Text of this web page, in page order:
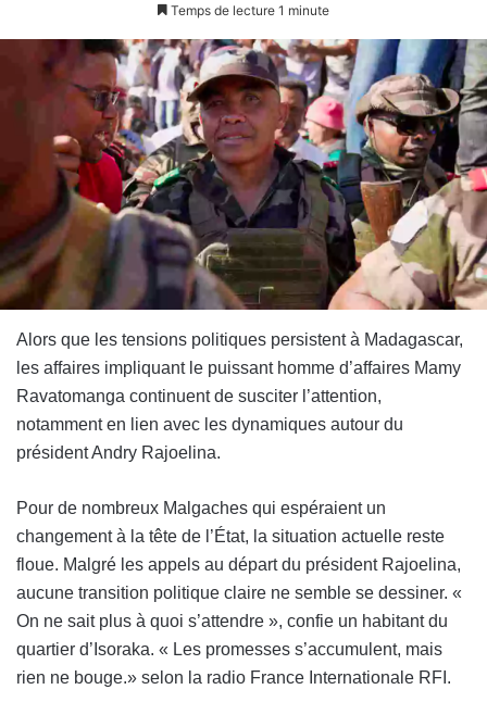
Temps de lecture 1 minute
Alors que les tensions politiques persistent à Madagascar,
les affaires impliquant le puissant homme d’affaires Mamy
Ravatomanga continuent de susciter l’attention,
notamment en lien avec les dynamiques autour du
président Andry Rajoelina.
Pour de nombreux Malgaches qui espéraient un
changement à la tête de l’État, la situation actuelle reste
floue. Malgré les appels au départ du président Rajoelina,
aucune transition politique claire ne semble se dessiner. «
On ne sait plus à quoi s’attendre », confie un habitant du
quartier d’Isoraka. « Les promesses s’accumulent, mais
rien ne bouge.» selon la radio France Internationale RFI.